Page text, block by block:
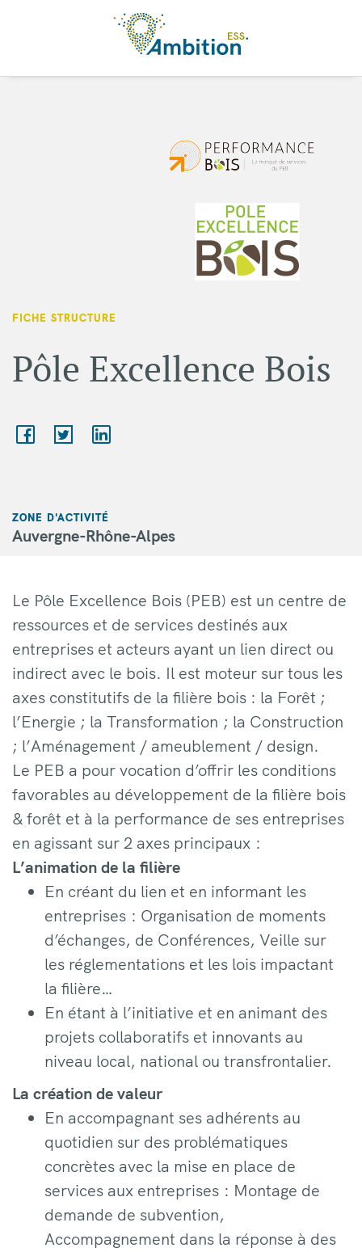
Aller au contenu principal
FICHE STRUCTURE
Pôle Excellence Bois
ZONE D'ACTIVITÉ
Auvergne-Rhône-Alpes
Le Pôle Excellence Bois (PEB) est un centre de
ressources et de services destinés aux
entreprises et acteurs ayant un lien direct ou
indirect avec le bois. Il est moteur sur tous les
axes constitutifs de la filière bois : la Forêt ;
l’Energie ; la Transformation ; la Construction
; l’Aménagement / ameublement / design.
Le PEB a pour vocation d’offrir les conditions
favorables au développement de la filière bois
& forêt et à la performance de ses entreprises
en agissant sur 2 axes principaux :
L’animation de la filière
En créant du lien et en informant les
entreprises : Organisation de moments
d’échanges, de Conférences, Veille sur
les réglementations et les lois impactant
la filière…
En étant à l’initiative et en animant des
projets collaboratifs et innovants au
niveau local, national ou transfrontalier.
La création de valeur
En accompagnant ses adhérents au
quotidien sur des problématiques
concrètes avec la mise en place de
services aux entreprises : Montage de
demande de subvention,
Accompagnement dans la réponse à des